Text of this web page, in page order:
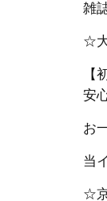
雑
☆
【
安
お
当
☆